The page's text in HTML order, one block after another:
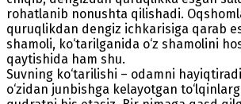
rohatlanib nonushta qilishadi.
quruqlikdan dengiz ichkarisiga qarab
shamoli, ko‘tarilganida o‘z shamolini
qaytishida ham shu.
Suvning ko‘tarilishi – odamni
o‘zidan junbishga kelayotgan